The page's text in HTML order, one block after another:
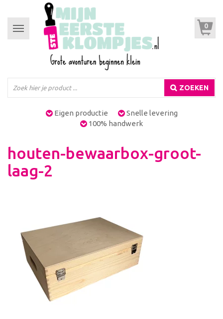
Toggle
navigation
0
ZOEKEN
Eigen productie
Snelle levering
100% handwerk
houten-bewaarbox-groot-
laag-2